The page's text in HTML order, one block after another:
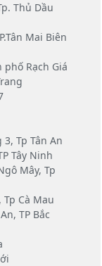
Thủ Dầu
Mai Biên
Rạch Giá
Tp Tân An
Tây Ninh
Mây, Tp
Cà Mau
TP Bắc